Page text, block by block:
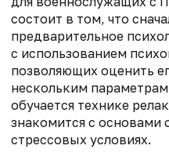
состоит в том, что
предварительное
с использованием
позволяющих оценить
нескольким
обучается технике
знакомится с основами
стрессовых условиях.